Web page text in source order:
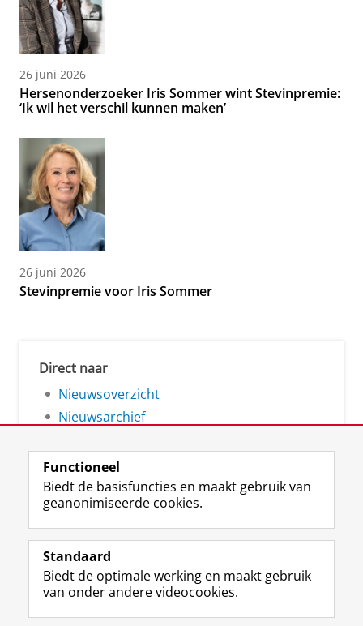
26 juni 2026
Hersenonderzoeker Iris Sommer wint Stevinpremie:
‘Ik wil het verschil kunnen maken’
26 juni 2026
Stevinpremie voor Iris Sommer
Direct naar
Nieuwsoverzicht
Nieuwsarchief
Volg de RUG
F
a
e
b
L
i
k
e
R
S
-
f
I
n
t
Y
o
T
Studiekiezers
Functioneel
Biedt de basisfuncties en maakt gebruik van
geanonimiseerde cookies.
Standaard
Biedt de optimale werking en maakt gebruik
van onder andere videocookies.